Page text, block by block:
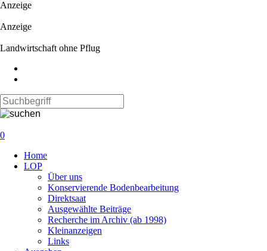
Anzeige
Anzeige
Landwirtschaft ohne Pflug
0
überspringen
Home
LOP
Über uns
Konservierende Bodenbearbeitung
Direktsaat
Ausgewählte Beiträge
Recherche im Archiv (ab 1998)
Kleinanzeigen
Links